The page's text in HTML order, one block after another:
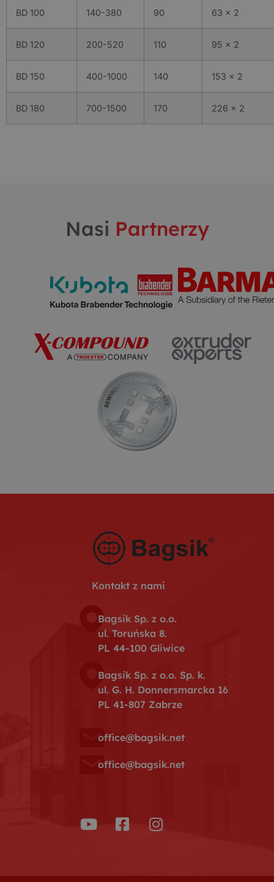
BD 100 140-380 90 63 x 2
BD 120 200-520 110 95 x 2
BD 150 400-1000 140 153 x 2
BD 180 700-1500 170 226 x 2
Nasi Partnerzy
Kontakt z nami
Bagsik Sp. z o.o.
ul. Toruńska 8.
PL 44-100 Gliwice
Bagsik Sp. z o.o. Sp. k.
ul. G. H. Donnersmarcka 16
PL 41-807 Zabrze
office@bagsik.net
office@bagsik.net